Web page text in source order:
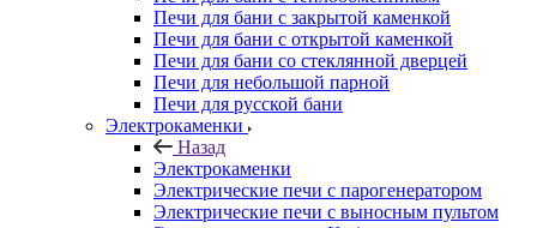
Печи для бани с закрытой каменкой
Печи для бани с открытой каменкой
Печи для бани со стеклянной дверцей
Печи для небольшой парной
Печи для русской бани
Электрокаменки
Назад
Электрокаменки
Электрические печи с парогенератором
Электрические печи с выносным пультом